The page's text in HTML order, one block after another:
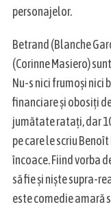
personajelor.
Betrand (Blanche
(Corinne Masiero)
Nu-s nici frumoși nici
financiare și obosiți
jumătate ratați, dar
pe care le scriu
încoace. Fiind vorba
să fie și niște supra-
este comedie amară